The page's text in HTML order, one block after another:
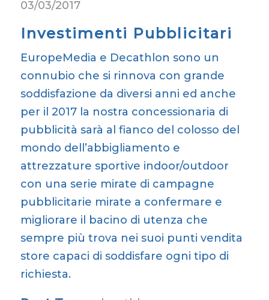
03/03/2017
Investimenti Pubblicitari
EuropeMedia e Decathlon sono un
connubio che si rinnova con grande
soddisfazione da diversi anni ed anche
per il 2017 la nostra concessionaria di
pubblicità sarà al fianco del colosso del
mondo dell’abbigliamento e
attrezzature sportive indoor/outdoor
con una serie mirate di campagne
pubblicitarie mirate a confermare e
migliorare il bacino di utenza che
sempre più trova nei suoi punti vendita
store capaci di soddisfare ogni tipo di
richiesta.